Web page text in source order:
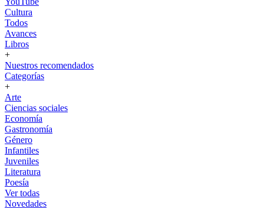
Cultura
Todos
Avances
Libros
+
Nuestros recomendados
Categorías
+
Arte
Ciencias sociales
Economía
Gastronomía
Género
Infantiles
Juveniles
Literatura
Poesía
Ver todas
Novedades